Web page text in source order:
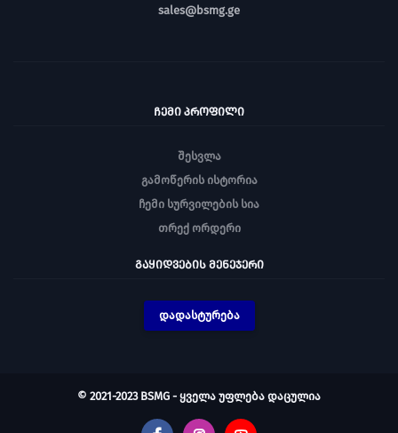
sales@bsmg.ge
ᲩᲔᲛᲘ ᲞᲠᲝᲤᲘᲚᲘ
შესვლა
გამოწერის ისტორია
ჩემი სურვილების სია
თრექ ორდერი
ᲒᲐᲧᲘᲓᲕᲔᲑᲘᲡ ᲛᲔᲜᲔᲯᲔᲠᲘ
დადასტურება
© 2021-2023 BSMG - ყველა უფლება დაცულია